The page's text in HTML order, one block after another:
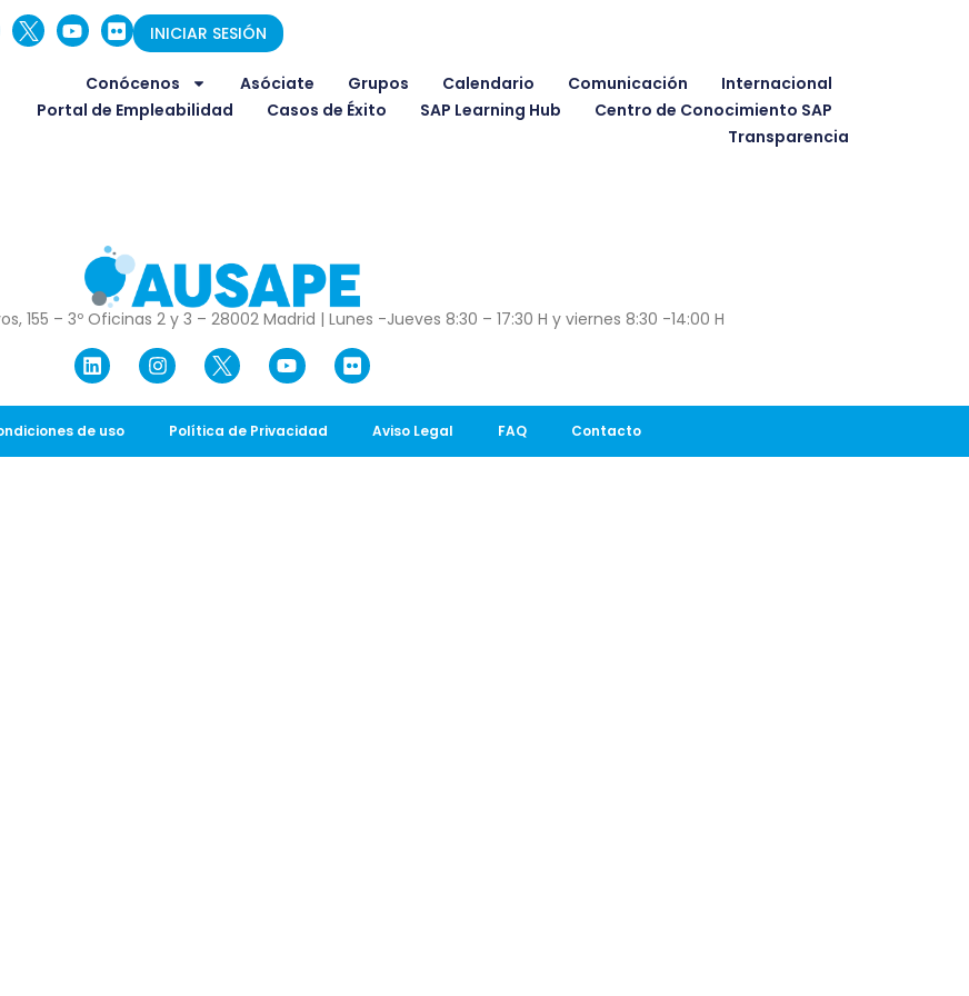
INICIAR SESIÓN
Conócenos Asóciate Grupos Calendario Comunicación
Internacional
Portal de Empleabilidad
Casos de Éxito SAP Learning Hub
Centro de Conocimiento SAP
Transparencia
155 – 3º Oficinas 2 y 3 – 28002 Madrid | Lunes -Jueves 8:30 – 17:30 H y viernes 8:30 -14:00 H
de uso Política de Privacidad Aviso Legal FAQ Contacto